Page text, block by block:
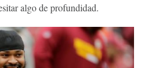
algo de profundidad.